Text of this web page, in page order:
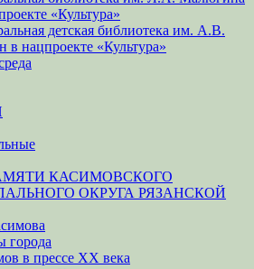
«Культура»
детская библиотека им. А.В.
в нацпроекте «Культура»
КАСИМОВСКОГО
ОКРУГА РЯЗАНСКОЙ
города
в прессе XX века